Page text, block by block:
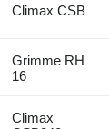
Climax CSB
Grimme RH
16
Climax